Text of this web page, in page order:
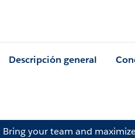
Descripción general
Bring your team and